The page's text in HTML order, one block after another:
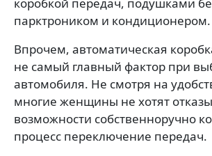
коробкой передач, подушками
парктроником и кондиционером.
Впрочем, автоматическая
не самый главный фактор при
автомобиля. Не смотря на
многие женщины не хотят
возможности собственноручно
процесс переключение передач.